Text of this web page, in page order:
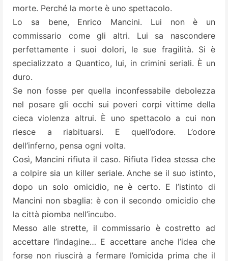
morte. Perché la morte è uno spettacolo.
Lo sa bene, Enrico Mancini. Lui non è un
commissario come gli altri. Lui sa nascondere
perfettamente i suoi dolori, le sue fragilità. Si è
specializzato a Quantico, lui, in crimini seriali. È un
duro.
Se non fosse per quella inconfessabile debolezza
nel posare gli occhi sui poveri corpi vittime della
cieca violenza altrui. È uno spettacolo a cui non
riesce a riabituarsi. E quell’odore. L’odore
dell’inferno, pensa ogni volta.
Così, Mancini rifiuta il caso. Rifiuta l’idea stessa che
a colpire sia un killer seriale. Anche se il suo istinto,
dopo un solo omicidio, ne è certo. E l’istinto di
Mancini non sbaglia: è con il secondo omicidio che
la città piomba nell’incubo.
Messo alle strette, il commissario è costretto ad
accettare l’indagine… E accettare anche l’idea che
forse non riuscirà a fermare l’omicida prima che il